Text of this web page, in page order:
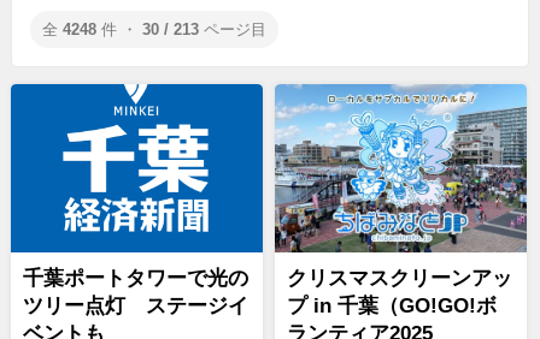
全 4248 件 ・ 30 / 213 ページ目
千葉ポートタワーで光の
ツリー点灯 ステージイ
ベントも
クリスマスクリーンアッ
プ in 千葉（GO!GO!ボ
ランティア2025